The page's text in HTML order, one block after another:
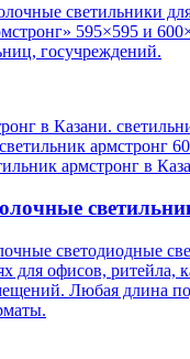
светильники
595×595 и
госучреждений.
в Казани.
армстронг
армстронг в
светодиодные
для офисов, ритейла,
Любая длина